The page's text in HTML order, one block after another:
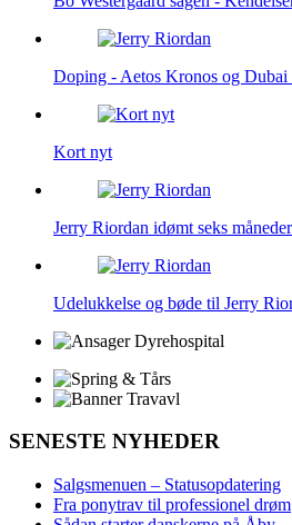
Doping - Aetos Kronos og Dubai
Kort nyt
Jerry Riordan idømt seks
Udelukkelse og bøde til Jerry
SENESTE NYHEDER
Salgsmenuen – Statusopdatering
Fra ponytrav til professionel drøm